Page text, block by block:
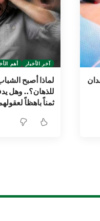
آخر الأخبار أهم
لماذا أصبح
للذهان؟.. وهل
ثمناً باهظاً